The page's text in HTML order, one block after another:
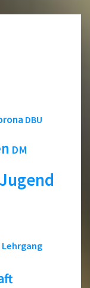
DBU
DM
Jugend
Lehrgang